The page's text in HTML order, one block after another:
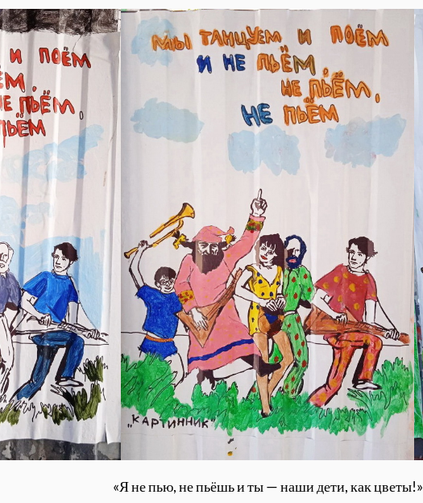
«Я не пью, не пьёшь и ты — наши дети, как цветы!»